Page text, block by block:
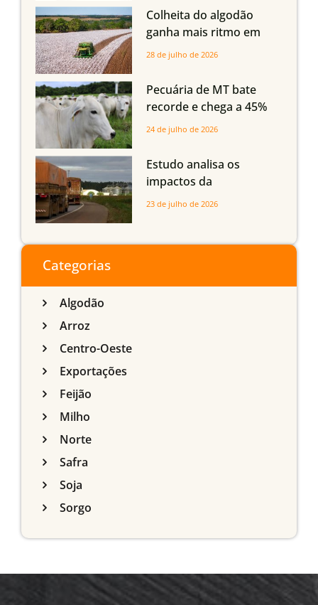
quedas em Tocantins,
Maranhão e Piauí
Colheita do algodão
ganha mais ritmo em
Mato Grosso, Mato
Maranhão
28 de julho de 2026
Pecuária de MT bate
recorde e chega a 45%
dos bovinos abatidos
24 de julho de 2026
Estudo analisa os
impactos da
infraestrutura logística
do Sul
23 de julho de 2026
Categorias
Algodão
Arroz
Centro-Oeste
Exportações
Feijão
Milho
Norte
Safra
Soja
Sorgo